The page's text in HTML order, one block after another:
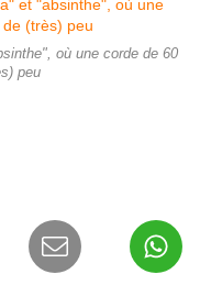
où une corde de 60
peu